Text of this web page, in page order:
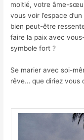
moitié, votre âme-
vous voir l’espace
bien peut-être
faire la paix avec
symbole fort ?
Se marier avec soi-
rêve… que diriez vous